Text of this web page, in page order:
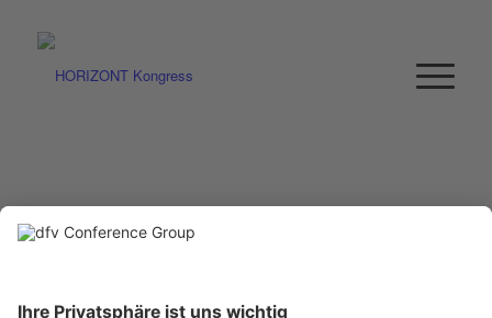
TIM CHRISTIANSEN